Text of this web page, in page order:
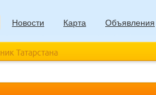
Новости Карта Объявления
Татарстана